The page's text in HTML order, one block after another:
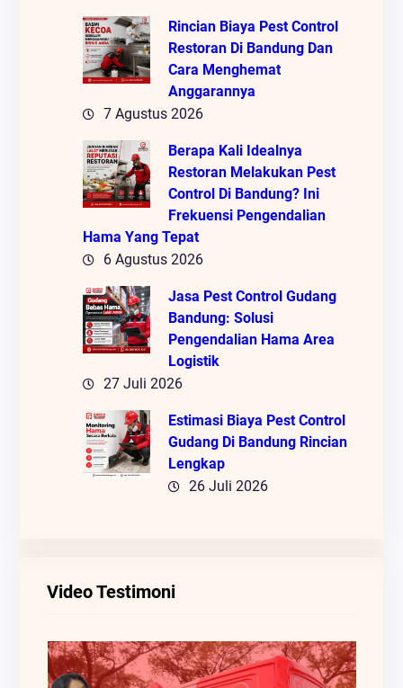
Rincian Biaya Pest Control
Restoran Di Bandung Dan
Cara Menghemat
Anggarannya
7 Agustus 2026
Berapa Kali Idealnya
Restoran Melakukan Pest
Control Di Bandung? Ini
Frekuensi Pengendalian
Hama Yang Tepat
6 Agustus 2026
Jasa Pest Control Gudang
Bandung: Solusi
Pengendalian Hama Area
Logistik
27 Juli 2026
Estimasi Biaya Pest Control
Gudang Di Bandung Rincian
Lengkap
26 Juli 2026
Video Testimoni